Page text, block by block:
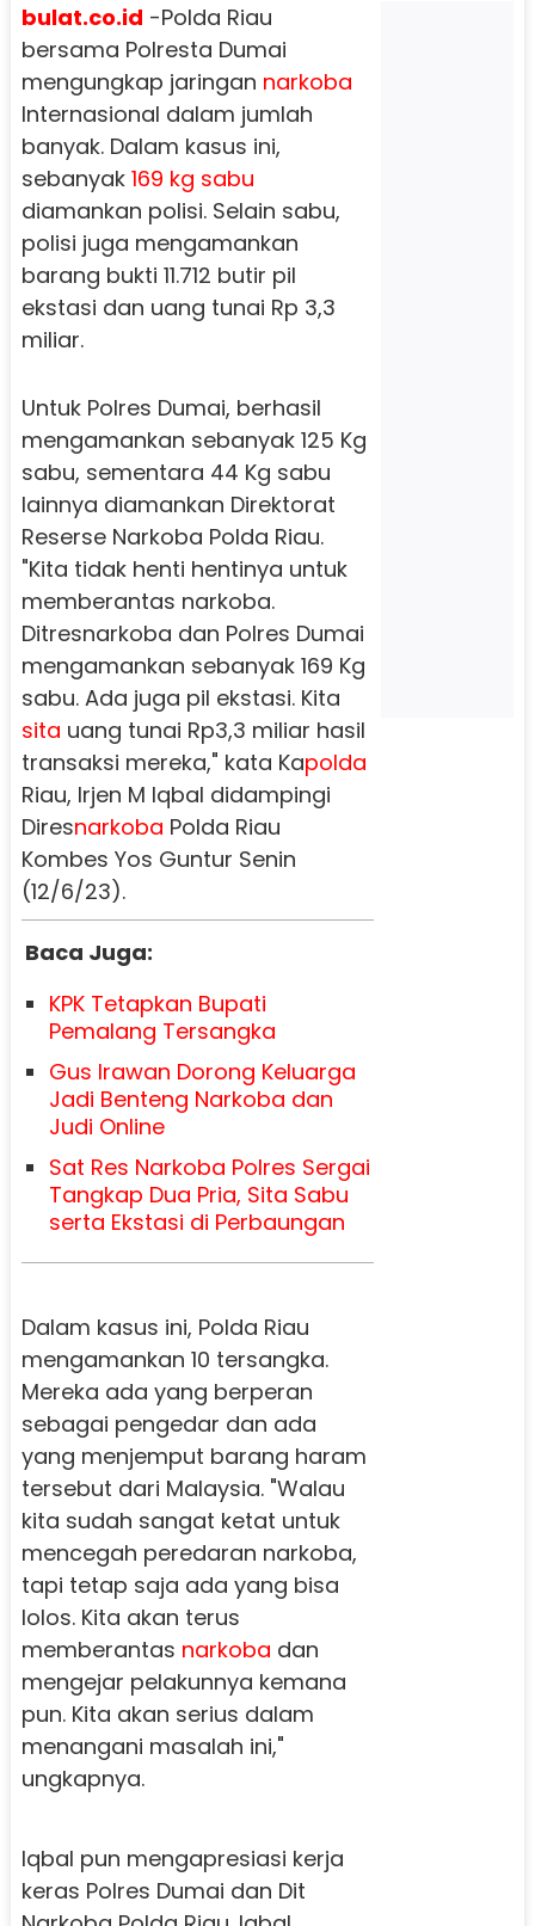
bulat.co.id -Polda Riau
bersama Polresta Dumai
mengungkap jaringan narkoba
Internasional dalam jumlah
banyak. Dalam kasus ini,
sebanyak 169 kg sabu
diamankan polisi. Selain sabu,
polisi juga mengamankan
barang bukti 11.712 butir pil
ekstasi dan uang tunai Rp 3,3
miliar.
Untuk Polres Dumai, berhasil
mengamankan sebanyak 125 Kg
sabu, sementara 44 Kg sabu
lainnya diamankan Direktorat
Reserse Narkoba Polda Riau.
"Kita tidak henti hentinya untuk
memberantas narkoba.
Ditresnarkoba dan Polres Dumai
mengamankan sebanyak 169 Kg
sabu. Ada juga pil ekstasi. Kita
sita uang tunai Rp3,3 miliar hasil
transaksi mereka," kata Kapolda
Riau, Irjen M Iqbal didampingi
Diresnarkoba Polda Riau
Kombes Yos Guntur Senin
(12/6/23).
Baca Juga:
KPK Tetapkan Bupati
Pemalang Tersangka
Gus Irawan Dorong Keluarga
Jadi Benteng Narkoba dan
Judi Online
Sat Res Narkoba Polres Sergai
Tangkap Dua Pria, Sita Sabu
serta Ekstasi di Perbaungan
Dalam kasus ini, Polda Riau
mengamankan 10 tersangka.
Mereka ada yang berperan
sebagai pengedar dan ada
yang menjemput barang haram
tersebut dari Malaysia. "Walau
kita sudah sangat ketat untuk
mencegah peredaran narkoba,
tapi tetap saja ada yang bisa
lolos. Kita akan terus
memberantas narkoba dan
mengejar pelakunnya kemana
pun. Kita akan serius dalam
menangani masalah ini,"
ungkapnya.
Iqbal pun mengapresiasi kerja
keras Polres Dumai dan Dit